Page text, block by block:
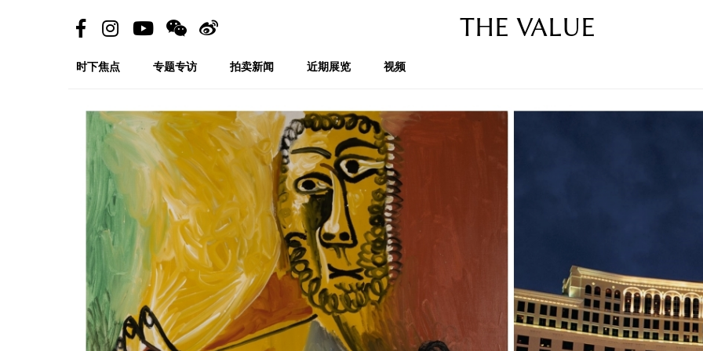
THE VALUE
时下焦点 专题专访 拍卖新闻 近期展览 视频